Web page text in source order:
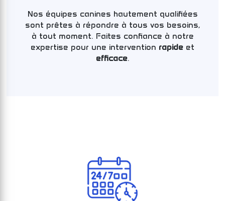
Nos équipes canines hautement qualifiées
sont prêtes à répondre à tous vos besoins,
à tout moment. Faites confiance à notre
expertise pour une intervention rapide et
efficace.